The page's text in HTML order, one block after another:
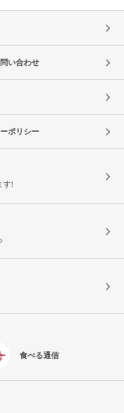
い合わせ
ポリシー
す!
食べる通信